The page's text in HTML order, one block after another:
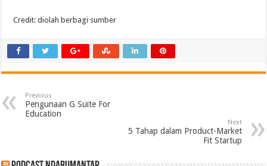
Credit: diolah berbagi sumber
Previous
Pengunaan G Suite For
Education
Next
5 Tahap dalam Product-Market
Fit Startup